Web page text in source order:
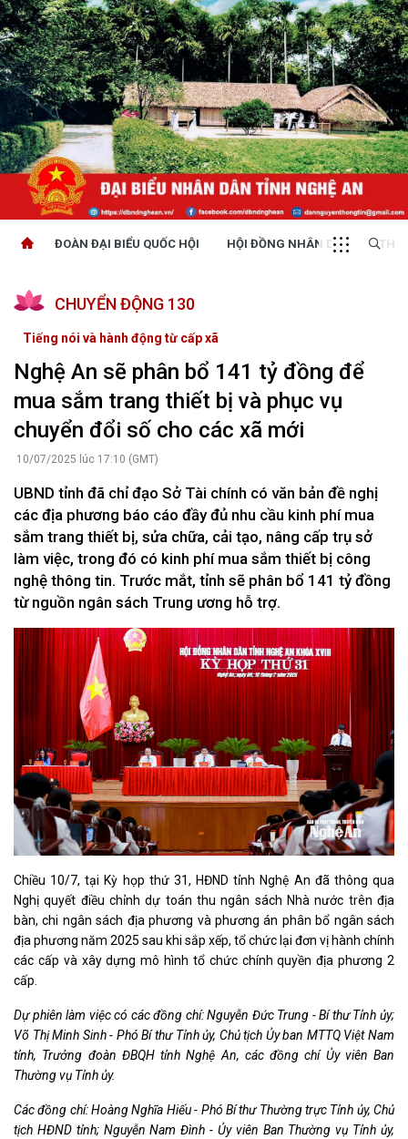
ĐOÀN ĐẠI BIỂU QUỐC HỘI HỘI ĐỒNG NHÂN DÂN
CHUYỂN ĐỘNG 130
Tiếng nói và hành động từ cấp xã
Nghệ An sẽ phân bổ 141 tỷ đồng để
mua sắm trang thiết bị và phục vụ
chuyển đổi số cho các xã mới
10/07/2025 lúc 17:10 (GMT)
UBND tỉnh đã chỉ đạo Sở Tài chính có văn bản đề nghị
các địa phương báo cáo đầy đủ nhu cầu kinh phí mua
sắm trang thiết bị, sửa chữa, cải tạo, nâng cấp trụ sở
làm việc, trong đó có kinh phí mua sắm thiết bị công
nghệ thông tin. Trước mắt, tỉnh sẽ phân bổ 141 tỷ đồng
từ nguồn ngân sách Trung ương hỗ trợ.
Chiều 10/7, tại Kỳ họp thứ 31, HĐND tỉnh Nghệ An đã thông qua
Nghị quyết điều chỉnh dự toán thu ngân sách Nhà nước trên địa
bàn, chi ngân sách địa phương và phương án phân bổ ngân sách
địa phương năm 2025 sau khi sắp xếp, tổ chức lại đơn vị hành chính
các cấp và xây dựng mô hình tổ chức chính quyền địa phương 2
cấp.
Dự phiên làm việc có các đồng chí: Nguyễn Đức Trung - Bí thư Tỉnh ủy;
Võ Thị Minh Sinh - Phó Bí thư Tỉnh ủy, Chủ tịch Ủy ban MTTQ Việt Nam
tỉnh, Trưởng đoàn ĐBQH tỉnh Nghệ An, các đồng chí Ủy viên Ban
Thường vụ Tỉnh ủy.
Các đồng chí: Hoàng Nghĩa Hiếu - Phó Bí thư Thường trực Tỉnh ủy, Chủ
tịch HĐND tỉnh; Nguyễn Nam Đình - Ủy viên Ban Thường vụ Tỉnh ủy,